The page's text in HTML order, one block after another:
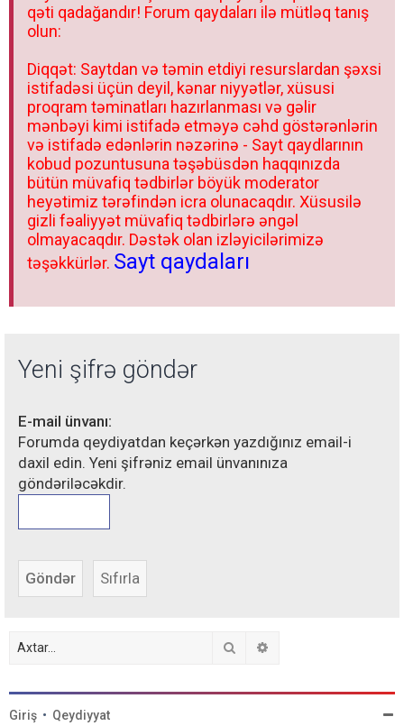
qəti qadağandır! Forum qaydaları ilə mütləq tanış
olun:
Diqqət: Saytdan və təmin etdiyi resurslardan şəxsi
istifadəsi üçün deyil, kənar niyyətlər, xüsusi
proqram təminatları hazırlanması və gəlir
mənbəyi kimi istifadə etməyə cəhd göstərənlərin
və istifadə edənlərin nəzərinə - Sayt qaydlarının
kobud pozuntusuna təşəbüsdən haqqınızda
bütün müvafiq tədbirlər böyük moderator
heyətimiz tərəfindən icra olunacaqdır. Xüsusilə
gizli fəaliyyət müvafiq tədbirlərə əngəl
olmayacaqdır. Dəstək olan izləyicilərimizə
təşəkkürlər. Sayt qaydaları
Yeni şifrə göndər
E-mail ünvanı:
Forumda qeydiyatdan keçərkən yazdığınız email-i
daxil edin. Yeni şifrəniz email ünvanınıza
göndəriləcəkdir.
Axtar
Giriş • Qeydiyyat